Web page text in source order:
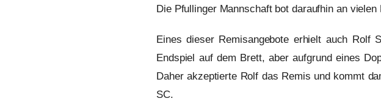
Die Pfullinger Mannschaft bot daraufhin an
Eines dieser Remisangebote erhielt auch Rolf
Endspiel auf dem Brett, aber aufgrund eines
Daher akzeptierte Rolf das Remis und kommt
SC.